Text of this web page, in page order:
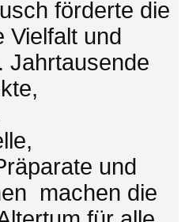
förderte die
Vielfalt und
Jahrtausende
und
machen die